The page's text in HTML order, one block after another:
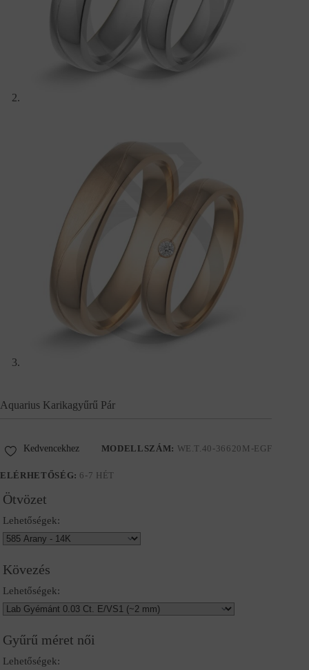
Aquarius Karikagyűrű Pár
MODELLSZÁM: WE.T.40-36620M-EGF
ELÉRHETŐSÉG: 6-7 HÉT
Kedvencekhez
Ötvözet
Lehetőségek:
Kövezés
Lehetőségek:
Gyűrű méret női
Lehetőségek: